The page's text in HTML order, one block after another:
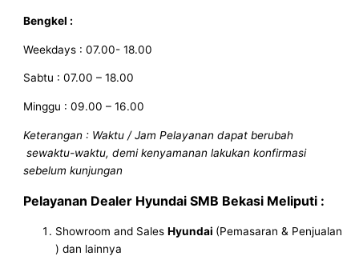
Bengkel :
Weekdays : 07.00- 18.00
Sabtu : 07.00 – 18.00
Minggu : 09.00 – 16.00
Keterangan : Waktu / Jam Pelayanan dapat berubah
sewaktu-waktu, demi kenyamanan lakukan konfirmasi
sebelum kunjungan
Pelayanan Dealer Hyundai SMB Bekasi Meliputi :
Showroom and SalesHyundai (Pemasaran & Penjualan
) dan lainnya